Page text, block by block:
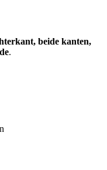
beide kanten,
.